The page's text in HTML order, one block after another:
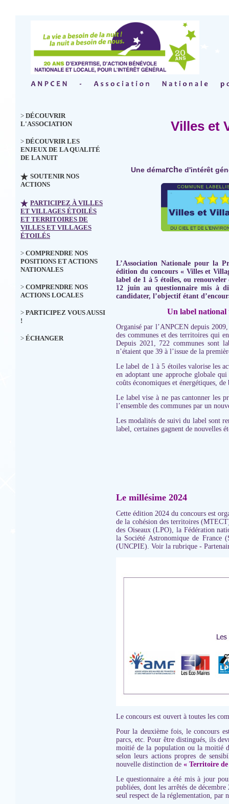
> DÉCOUVRIR
L'ASSOCIATION
> DÉCOUVRIR LES
ENJEUX DE LA QUALITÉ
DE LA NUIT
SOUTENIR NOS
ACTIONS
PARTICIPEZ À VILLES
ET VILLAGES ÉTOILÉS
ET TERRITOIRES DE
VILLES ET VILLAGES
ÉTOILÉS
> COMPRENDRE NOS
POSITIONS ET ACTIONS
NATIONALES
> COMPRENDRE NOS
ACTIONS LOCALES
> PARTICIPEZ VOUS AUSSI
!
> ÉCHANGER
Villes et
Une démarche d'intérêt
L’Association Nationale pour la
édition du concours « Villes et
label de 1 à 5 étoiles, ou
12 juin au questionnaire mis à
candidater, l’objectif étant
Un label national
Organisé par l’ANPCEN depuis
des communes et des territoires qui
Depuis 2021, 722 communes sont
n’étaient que 39 à l’issue de la
Le label de 1 à 5 étoiles valorise les
en adoptant une approche globale
coûts économiques et énergétiques,
Le label vise à ne pas cantonner les
l’ensemble des communes par un
Les modalités de suivi du label sont
label, certaines gagnent de nouvelles
Le millésime 2024
Cette édition 2024 du concours est
de la cohésion des territoires
des Oiseaux (LPO), la Fédération
la Société Astronomique de France
(UNCPIE). Voir la rubrique -
Le concours est ouvert à toutes les
Pour la deuxième fois, le concours
parcs, etc. Pour être distingués, ils
moitié de la population ou la moitié
selon leurs actions propres de
nouvelle distinction de « Territoire de
Le questionnaire a été mis à jour
publiées, dont les arrêtés de
seul respect de la réglementation, par